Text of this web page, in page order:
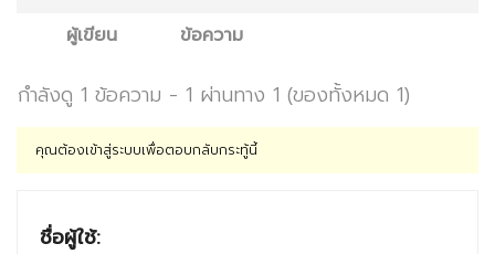
ผู้เขียน
ข้อความ
กำลังดู 1 ข้อความ - 1 ผ่านทาง 1 (ของทั้งหมด 1)
คุณต้องเข้าสู่ระบบเพื่อตอบกลับกระทู้นี้
ชื่อผู้ใช้: